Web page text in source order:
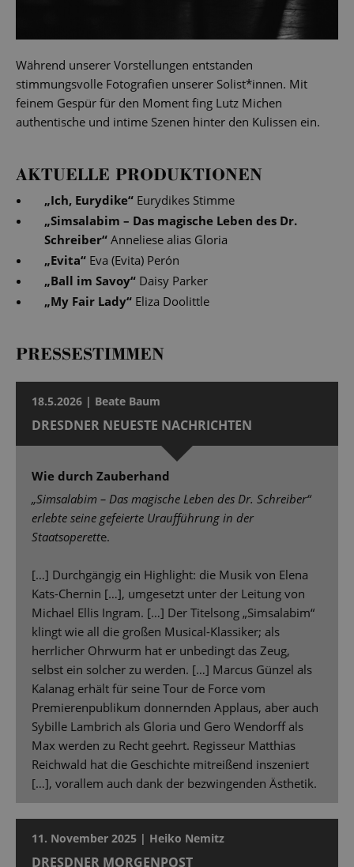
Während unserer Vorstellungen entstanden
stimmungsvolle Fotografien unserer Solist*innen. Mit
feinem Gespür für den Moment fing Lutz Michen
authentische und intime Szenen hinter den Kulissen ein.
AKTUELLE PRODUKTIONEN
„Ich, Eurydike“ Eurydikes Stimme
„Simsalabim – Das magische Leben des Dr.
Schreiber“ Anneliese alias Gloria
„Evita“ Eva (Evita) Perón
„Ball im Savoy“ Daisy Parker
„My Fair Lady“ Eliza Doolittle
PRESSESTIMMEN
18.5.2026 | Beate Baum
DRESDNER NEUESTE NACHRICHTEN
Wie durch Zauberhand
„Simsalabim – Das magische Leben des Dr. Schreiber“
erlebte seine gefeierte Uraufführung in der
Staatsoperette.
[…] Durchgängig ein Highlight: die Musik von Elena
Kats-Chernin […], umgesetzt unter der Leitung von
Michael Ellis Ingram. […] Der Titelsong „Simsalabim“
klingt wie all die großen Musical-Klassiker; als
herrlicher Ohrwurm hat er unbedingt das Zeug,
selbst ein solcher zu werden. […] Marcus Günzel als
Kalanag erhält für seine Tour de Force vom
Premierenpublikum donnernden Applaus, aber auch
Sybille Lambrich als Gloria und Gero Wendorff als
Max werden zu Recht geehrt. Regisseur Matthias
Reichwald hat die Geschichte mitreißend inszeniert
[…], vorallem auch dank der bezwingenden Ästhetik.
11. November 2025 | Heiko Nemitz
DRESDNER MORGENPOST